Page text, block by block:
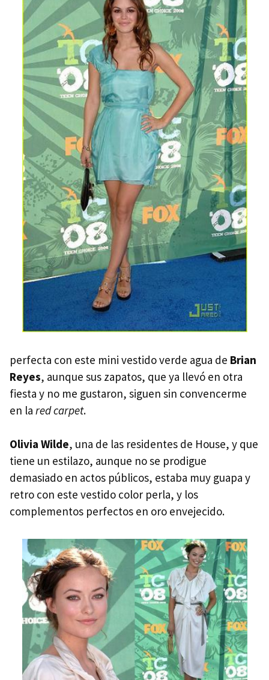
perfecta con este mini vestido verde agua de Brian
Reyes, aunque sus zapatos, que ya llevó en otra
fiesta y no me gustaron, siguen sin convencerme
en la red carpet.
Olivia Wilde, una de las residentes de House, y que
tiene un estilazo, aunque no se prodigue
demasiado en actos públicos, estaba muy guapa y
retro con este vestido color perla, y los
complementos perfectos en oro envejecido.